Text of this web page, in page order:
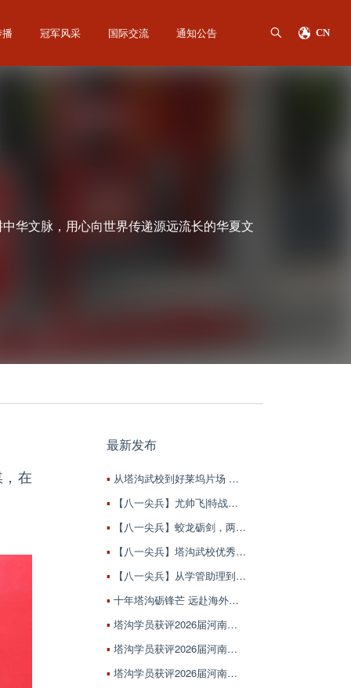
冠军风采 国际交流 通知公告 CN
华文脉，用心向世界传递源远流长的华夏文
在
最新发布
从塔沟武校到好莱坞片场 让河南武术从“出圈”到“出彩”
【八一尖兵】尤帅飞|特战尖刀上的“刀尖”
【八一尖兵】蛟龙砺剑，两载双功耀军旅
【八一尖兵】塔沟武校优秀毕业生龚修申：能当尖子兵、敢当尖子兵
【八一尖兵】从学管助理到军校指导员，这名塔沟学子完成了三重蜕变
十年塔沟砺锋芒 远赴海外传武魂｜塔沟学子刘明清的逐梦传武路
塔沟学员获评2026届河南省优秀应届毕业生展示（李治勇 陈思旭 张义喆 程雪琦）
塔沟学员获评2026届河南省优秀应届毕业生展示（管宇飞 付禹龙 樊锦诺 赵英杰 ）
塔沟学员获评2026届河南省优秀应届毕业生展示（张杰 陈泰宇 程燕翔 齐一铭）